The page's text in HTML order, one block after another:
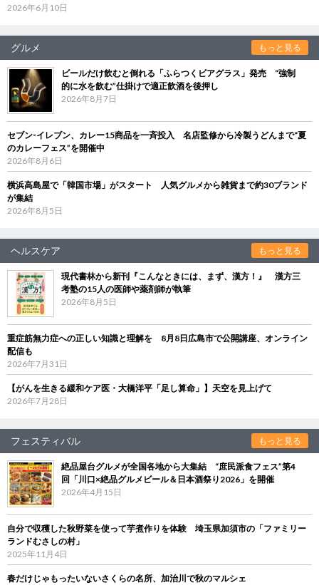
2026年6月10日
グルメ もっと見る
ビールだけ飲むと倒れる「ふらつくビアグラス」発売 “強制
的に水を飲む”仕掛けで適正飲酒を後押し
2026年8月7日
セブン‐イレブン、カレー15商品を一斉投入 名店監修から冷製うどんまで“夏
のカレーフェス”を開催中
2026年8月6日
横浜高島屋で「韓国市場」がスタート 人気グルメから雑貨まで約30ブランド
が集結
2026年8月5日
ヘルスケア もっと見る
現代書林から新刊『こんなときには、まず、漢方！』 漢方三
考塾の15人の医師や薬剤師が執筆
2026年8月5日
重症筋無力症への正しい知識と理解を 8月8日広島市で公開講座、オンライン
配信も
2026年7月31日
【がんを生きる緩和ケア医・大橋洋平「足し算命」】天空を見上げて
2026年7月28日
フェスティバル もっと見る
絶品屋台グルメが全国各地から大集結 “庶民派食フェス”第4
回「川口×絶品グルメビール＆日本酒祭り2026」を開催
2026年4月15日
自分で収穫した秋野菜を使って芋煮作りを体験 埼玉県加須市の「ファミリー
ランドむさしの村」
2025年11月4日
春だけじゃもったいないさくらの名所、加治川で秋のマルシェ